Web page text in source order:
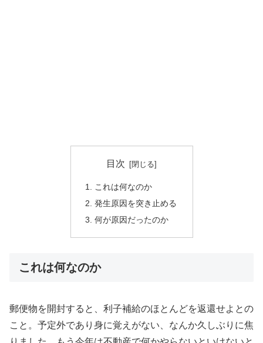
目次
これは何なのか
発生原因を突き止める
何が原因だったのか
これは何なのか
郵便物を開封すると、利子補給のほとんどを返還せよとの
こと。予定外であり身に覚えがない、なんか久しぶりに焦